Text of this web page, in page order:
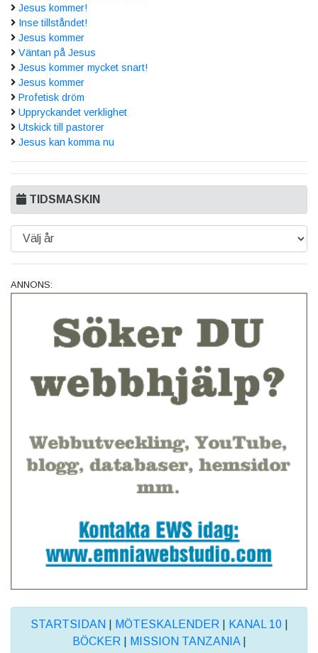
Jesus kommer!
Inse tillståndet!
Jesus kommer
Väntan på Jesus
Jesus kommer mycket snart!
Jesus kommer
Profetisk dröm
Uppryckandet verklighet
Utskick till pastorer
Jesus kan komma nu
TIDSMASKIN
ANNONS:
STARTSIDAN MÖTESKALENDER KANAL 10|
BÖCKER
MISSION TANZANIA|